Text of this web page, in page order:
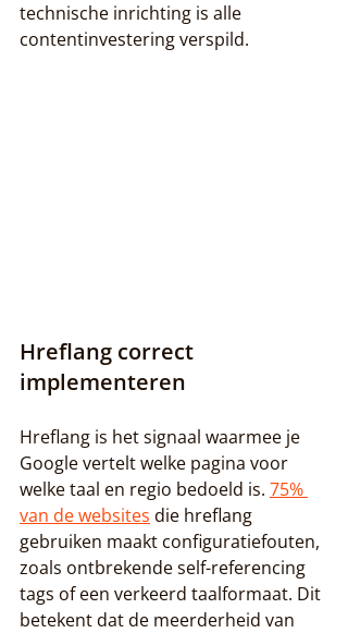
technische inrichting is alle
contentinvestering verspild.
Hreflang correct
implementeren
Hreflang is het signaal waarmee je
Google vertelt welke pagina voor
welke taal en regio bedoeld is. 75%
van de websites die hreflang
gebruiken maakt configuratiefouten,
zoals ontbrekende self-referencing
tags of een verkeerd taalformaat. Dit
betekent dat de meerderheid van